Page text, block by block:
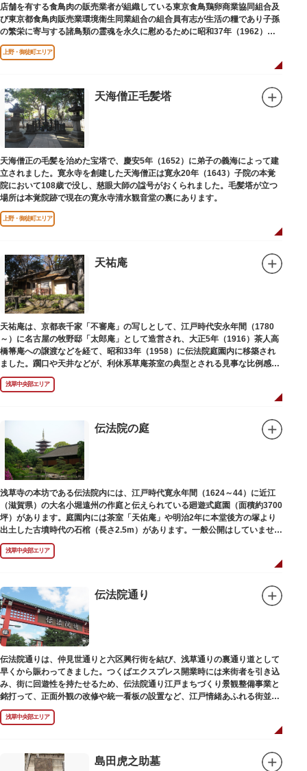
店舗を有する食鳥肉の販売業者が組織している東京食鳥鶏卵商業協同組合及
び東京都食鳥肉販売業環境衛生同業組合の組合員有志が生活の糧であり子孫
の繁栄に寄与する諸鳥類の霊魂を永久に慰めるために昭和37年（1962）に
建立されました。
上野・御徒町エリア
天海僧正毛髪塔
天海僧正の毛髪を治めた宝塔で、慶安5年（1652）に弟子の義海によって建
立されました。寛永寺を創建した天海僧正は寛永20年（1643）子院の本覚
院において108歳で没し、慈眼大師の諡号がおくられました。毛髪塔が立つ
場所は本覚院跡で現在の寛永寺清水観音堂の裏にあります。
上野・御徒町エリア
天祐庵
天祐庵は、京都表千家「不審庵」の写しとして、江戸時代安永年間（1780
～）に名古屋の牧野邸「太郎庵」として造営され、大正5年（1916）茶人高
橋箒庵への譲渡などを経て、昭和33年（1958）に伝法院庭園内に移築され
ました。躙口や天井などが、利休系草庵茶室の典型とされる見事な比例感を
醸し出しています。
浅草中央部エリア
伝法院の庭
浅草寺の本坊である伝法院内には、江戸時代寛永年間（1624～44）に近江
（滋賀県）の大名小堀遠州の作庭と伝えられている廻遊式庭園（面積約3700
坪）があります。庭園内には茶室「天佑庵」や明治2年に本堂後方の塚より
出土した古墳時代の石棺（長さ2.5m）があります。一般公開はしていません
が、不定期で特別公開されることがあります。
浅草中央部エリア
伝法院通り
伝法院通りは、仲見世通りと六区興行街を結び、浅草通りの裏通り道として
早くから賑わってきました。つくばエクスプレス開業時には来街者を引き込
み、街に回遊性を持たせるため、伝法院通り江戸まちづくり景観整備事業と
銘打って、正面外観の改修や統一看板の設置など、江戸情緒あふれる街並み
を再現する景観整備を進めてきました。
浅草中央部エリア
島田虎之助墓